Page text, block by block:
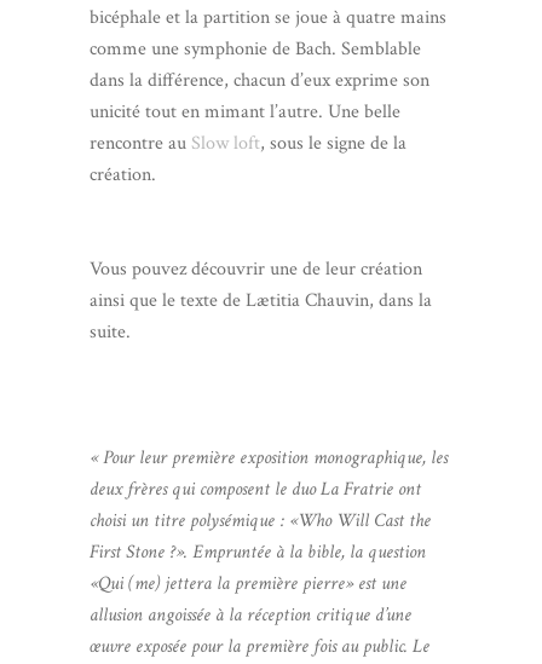
bicéphale et la partition se joue à quatre mains
comme une symphonie de Bach. Semblable
dans la différence, chacun d’eux exprime son
unicité tout en mimant l’autre. Une belle
rencontre au Slow loft, sous le signe de la
création.
Vous pouvez découvrir une de leur création
ainsi que le texte de Lætitia Chauvin, dans la
suite.
« Pour leur première exposition monographique, les
deux frères qui composent le duo La Fratrie ont
choisi un titre polysémique : «Who Will Cast the
First Stone ?». Empruntée à la bible, la question
«Qui (me) jettera la première pierre» est une
allusion angoissée à la réception critique d’une
œuvre exposée pour la première fois au public. Le